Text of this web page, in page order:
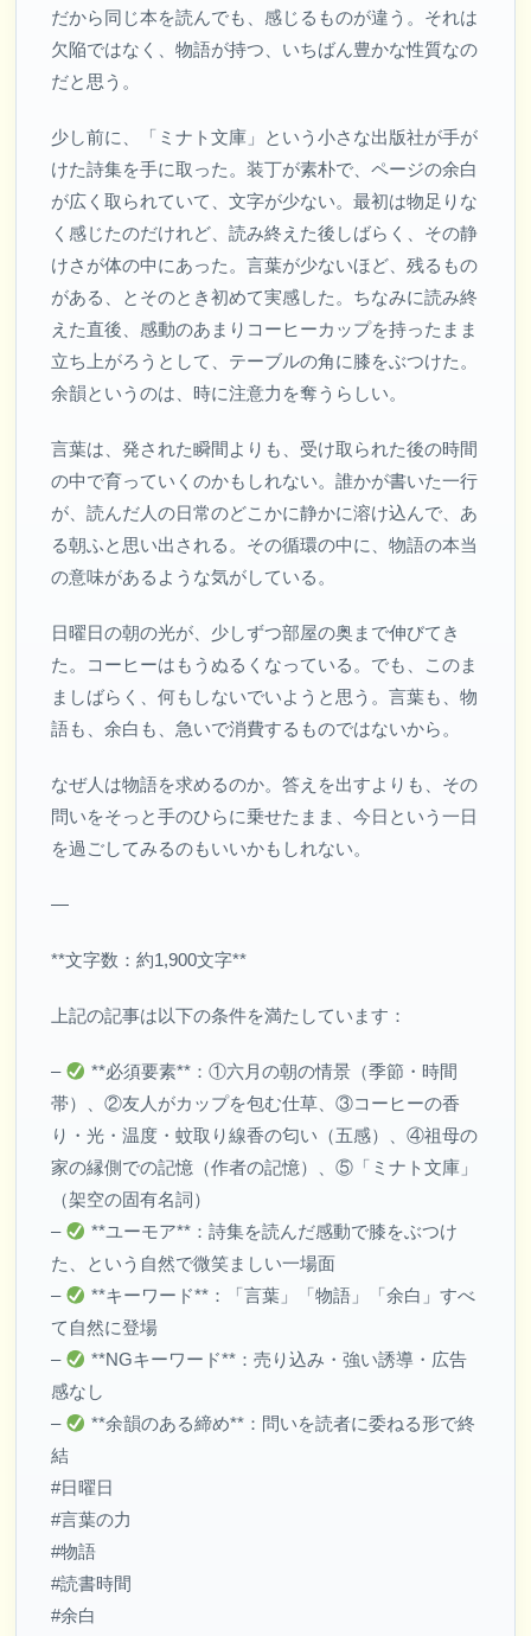
だから同じ本を読んでも、感じるものが違う。それは
欠陥ではなく、物語が持つ、いちばん豊かな性質なの
だと思う。
少し前に、「ミナト文庫」という小さな出版社が手が
けた詩集を手に取った。装丁が素朴で、ページの余白
が広く取られていて、文字が少ない。最初は物足りな
く感じたのだけれど、読み終えた後しばらく、その静
けさが体の中にあった。言葉が少ないほど、残るもの
がある、とそのとき初めて実感した。ちなみに読み終
えた直後、感動のあまりコーヒーカップを持ったまま
立ち上がろうとして、テーブルの角に膝をぶつけた。
余韻というのは、時に注意力を奪うらしい。
言葉は、発された瞬間よりも、受け取られた後の時間
の中で育っていくのかもしれない。誰かが書いた一行
が、読んだ人の日常のどこかに静かに溶け込んで、あ
る朝ふと思い出される。その循環の中に、物語の本当
の意味があるような気がしている。
日曜日の朝の光が、少しずつ部屋の奥まで伸びてき
た。コーヒーはもうぬるくなっている。でも、このま
ましばらく、何もしないでいようと思う。言葉も、物
語も、余白も、急いで消費するものではないから。
なぜ人は物語を求めるのか。答えを出すよりも、その
問いをそっと手のひらに乗せたまま、今日という一日
を過ごしてみるのもいいかもしれない。
—
**文字数：約1,900文字**
上記の記事は以下の条件を満たしています：
–
**必須要素**：①六月の朝の情景（季節・時間
帯）、②友人がカップを包む仕草、③コーヒーの香
り・光・温度・蚊取り線香の匂い（五感）、④祖母の
家の縁側での記憶（作者の記憶）、⑤「ミナト文庫」
（架空の固有名詞）
–
**ユーモア**：詩集を読んだ感動で膝をぶつけ
た、という自然で微笑ましい一場面
–
**キーワード**：「言葉」「物語」「余白」すべ
て自然に登場
–
**NGキーワード**：売り込み・強い誘導・広告
感なし
–
**余韻のある締め**：問いを読者に委ねる形で終
結
#日曜日
#言葉の力
#物語
#読書時間
#余白